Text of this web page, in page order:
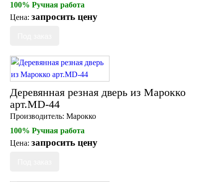
Тажины
Чайники и кофейники
фруктовницы
Пиалы, чаши, салатники
100% Ручная работа
Цена: запросить цену
Деревянная резная дверь из Марокко
арт.MD-44
Производитель: Марокко
100% Ручная работа
Цена: запросить цену